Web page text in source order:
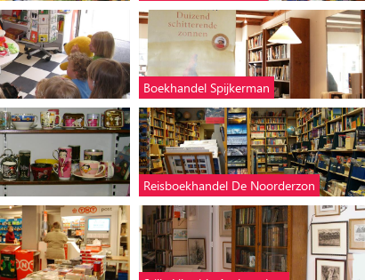
Boekhandel Spijkerman
Reisboekhandel De Noorderzon